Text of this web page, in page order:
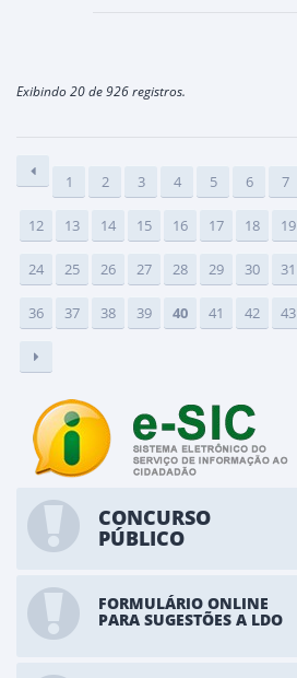
Exibindo 20 de 926 registros.
1 2 3 4 5 6 7
12 13 14 15 16 17 18 19
24 25 26 27 28 29 30 31
36 37 38 39 40 41 42 43
CONCURSO
PÚBLICO
FORMULÁRIO ONLINE
PARA SUGESTÕES A LDO